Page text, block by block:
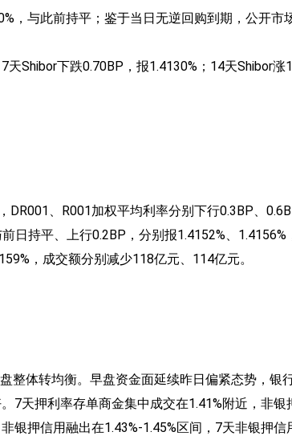
，与此前持平；鉴于当日无逆回购到期，公开市
Shibor下跌0.70BP，报1.4130%；14天Shibor涨
、R001加权平均利率分别下行0.3BP、
日持平、上行0.2BP，分别报1.4152%、
，成交额分别减少118亿元、114亿元。
整体转均衡。早盘资金面延续昨日偏紧态势，银
7天押利率存单商金集中成交在1.41%附近，非银
银押信用融出在1.43%-1.45%区间，7天非银押信